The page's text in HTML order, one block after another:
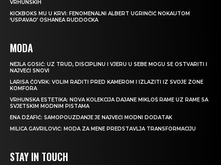
VRHUNSKIH
KICKBOKS MU U KRVI: FENOMENALNI ALBERT UGRINČIĆ NOKAUTOM
‘USPAVAO’ OSHANEA RUDDOCKA
MODA
NEJLA GOSIĆ: UZ TRUD, DISCIPLINU I VJERU U SEBE MOGU SE OSTVARITI I
NAJVEĆI SNOVI
LARISA ČOVRK: VOLIM RADITI PRED KAMEROM I IZLAZITI IZ SVOJE ZONE
KOMFORA
VRHUNSKA ESTETIKA: NOVA KOLEKCIJA DAJANE MIKLOŠ RAME UZ RAME SA
SVJETSKIM MODNIM PISTAMA
ENA DŽAFIĆ: SAMOPOUZDANJE JE NAJVEĆI MODNI DODATAK
MILICA GAVRILOVIĆ: MODA ZA MENE PREDSTAVLJA TRANSFORMACIJU
STAY IN TOUCH